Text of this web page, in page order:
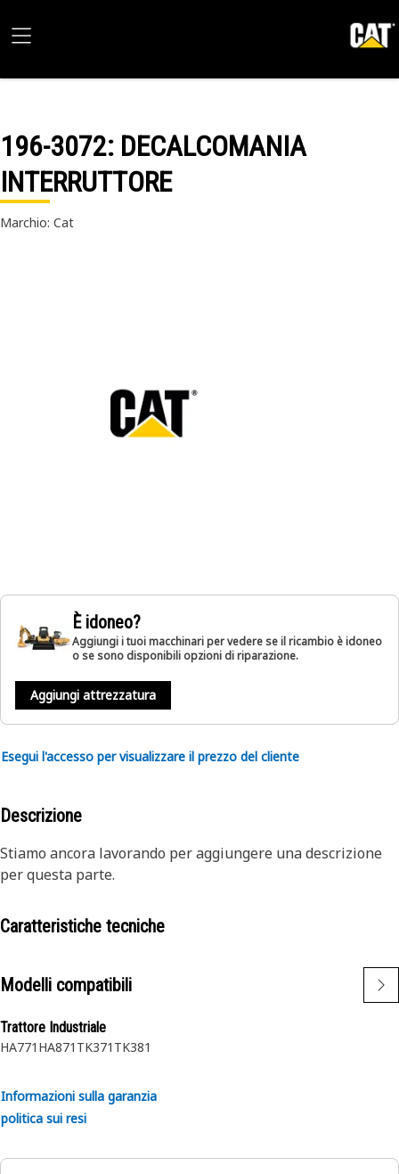
196-3072: DECALCOMANIA
INTERRUTTORE
Marchio: Cat
È idoneo?
Aggiungi i tuoi macchinari per vedere se il ricambio è idoneo
o se sono disponibili opzioni di riparazione.
Aggiungi attrezzatura
Esegui l'accesso per visualizzare il prezzo del cliente
Descrizione
Stiamo ancora lavorando per aggiungere una descrizione
per questa parte.
Caratteristiche tecniche
Modelli compatibili
Trattore Industriale
HA771 HA871 TK371 TK381
Informazioni sulla garanzia
politica sui resi